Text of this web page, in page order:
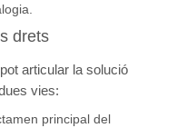
drets
articular la solució
vies:
principal del